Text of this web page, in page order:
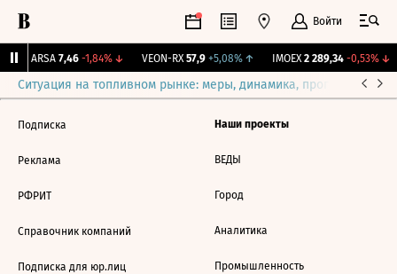
Войти
ARSA 7,46 -1,84%↓ VEON-RX 57,9 +5,08%↑ IMOEX 2 289,34 -0,53%↓
Ситуация на топливном рынке: меры, динамика, прогнозы
Подписка
Реклама
РФРИТ
Справочник компаний
Подписка для юр.лиц
Наши проекты
ВЕДЫ
Город
Аналитика
Промышленность